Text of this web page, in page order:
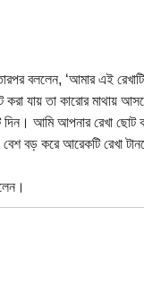
বললেন, ‘আমার এই
যায় তা কারোর মাথায়
আমি আপনার রেখা ছোট
বেশ বড় করে আরেকটি রেখা